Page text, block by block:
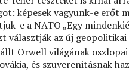
képesek vagyunk-e erőt
e a NATO „Egy
választják az új
Orwell világának
és szuverenitásnak